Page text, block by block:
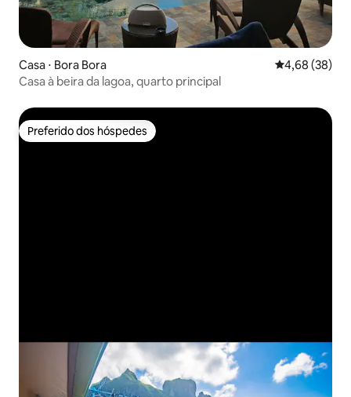
Casa ⋅ Bora Bora 4,68 de uma
4,68 (38)
Casa à beira da lagoa, quarto principal
Preferido dos hóspedes
Preferido dos hóspedes